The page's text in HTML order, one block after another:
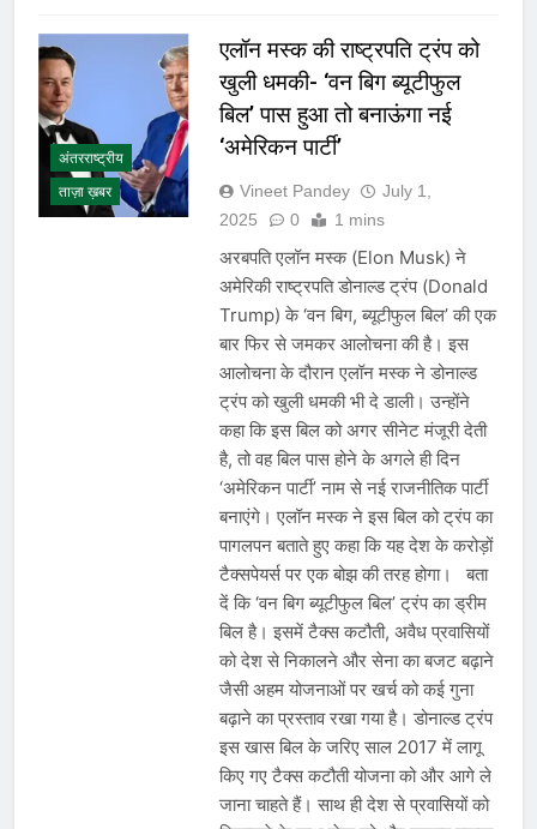
अंतरराष्ट्रीय
ताज़ा ख़बर
एलॉन मस्‍क की राष्ट्रपति ट्रंप को
खुली धमकी- ‘वन बिग ब्यूटीफुल
बिल’ पास हुआ तो बनाऊंगा नई
‘अमेरिकन पार्टी’
Vineet Pandey
July 1,
2025
0 1 mins
अरबपति एलॉन मस्क (Elon Musk) ने
अमेरिकी राष्ट्रपति डोनाल्ड ट्रंप (Donald
Trump) के ‘वन बिग, ब्यूटीफुल बिल’ की एक
बार फिर से जमकर आलोचना की है। इस
आलोचना के दौरान एलॉन मस्क ने डोनाल्ड
ट्रंप को खुली धमकी भी दे डाली। उन्‍होंने
कहा कि इस बिल को अगर सीनेट मंजूरी देती
है, तो वह बिल पास होने के अगले ही दिन
‘अमेरिकन पार्टी’ नाम से नई राजनीतिक पार्टी
बनाएंगे। एलॉन मस्क ने इस बिल को ट्रंप का
पागलपन बताते हुए कहा कि यह देश के करोड़ों
टैक्‍सपेयर्स पर एक बोझ की तरह होगा। बता
दें कि ‘वन बिग ब्यूटीफुल बिल’ ट्रंप का ड्रीम
बिल है। इसमें टैक्स कटौती, अवैध प्रवासियों
को देश से निकालने और सेना का बजट बढ़ाने
जैसी अहम योजनाओं पर खर्च को कई गुना
बढ़ाने का प्रस्ताव रखा गया है। डोनाल्ड ट्रंप
इस खास बिल के जरिए साल 2017 में लागू
किए गए टैक्स कटौती योजना को और आगे ले
जाना चाहते हैं। साथ ही देश से प्रवासियों को